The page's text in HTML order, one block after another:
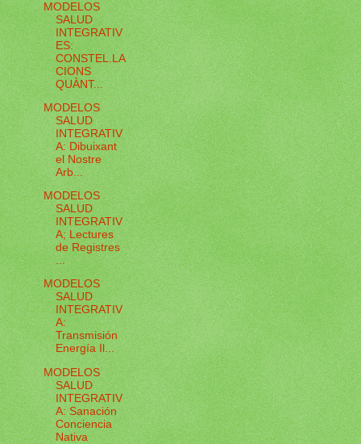
MODELOS
SALUD
INTEGRATIV
ES:
CONSTEL.LA
CIONS
QUÀNT...
MODELOS
SALUD
INTEGRATIV
A: Dibuixant
el Nostre
Arb...
MODELOS
SALUD
INTEGRATIV
A; Lectures
de Registres
...
MODELOS
SALUD
INTEGRATIV
A:
Transmisión
Energía Il...
MODELOS
SALUD
INTEGRATIV
A: Sanación
Conciencia
Nativa